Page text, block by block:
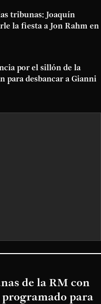
tribunas: Joaquín
la fiesta a Jon Rahm en
por el sillón de la
para desbancar a Gianni
de la RM con
para